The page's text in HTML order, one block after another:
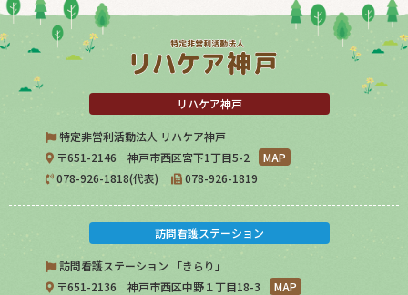
リハケア神戸
特定非営利活動法人 リハケア神戸
〒651-2146 神戸市西区宮下1丁目5-2
MAP
078-926-1818(代表)
078-926-1819
訪問看護ステーション
訪問看護ステーション 「きらり」
〒651-2136 神戸市西区中野１丁目18-3
MAP